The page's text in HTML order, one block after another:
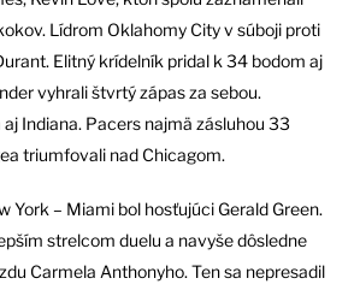
Lídrom Oklahomy City v súboji proti
Elitný krídelník pridal k 34 bodom aj
vyhrali štvrtý zápas za sebou.
Indiana. Pacers najmä zásluhou 33
triumfovali nad Chicagom.
York – Miami bol hosťujúci Gerald Green.
strelcom duelu a navyše dôsledne
Carmela Anthonyho. Ten sa nepresadil